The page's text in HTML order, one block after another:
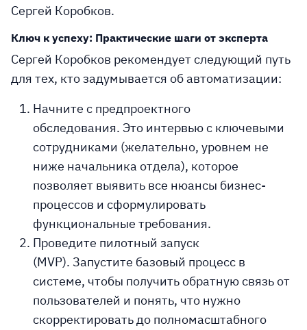
Сергей Коробков.
Ключ к успеху: Практические шаги от эксперта
Сергей Коробков рекомендует следующий путь
для тех, кто задумывается об автоматизации:
Начните с предпроектного
обследования. Это интервью с ключевыми
сотрудниками (желательно, уровнем не
ниже начальника отдела), которое
позволяет выявить все нюансы бизнес-
процессов и сформулировать
функциональные требования.
Проведите пилотный запуск
(MVP). Запустите базовый процесс в
системе, чтобы получить обратную связь от
пользователей и понять, что нужно
скорректировать до полномасштабного